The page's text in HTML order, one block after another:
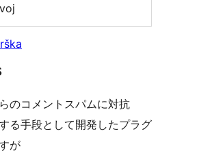
のコメントスパムに対抗
する手段として開発したプラグ
が